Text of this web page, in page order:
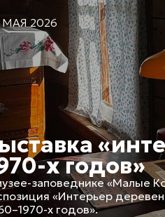
МАЯ 2026
х годов»
заповеднике «Малые
«Интерьер
х годов».